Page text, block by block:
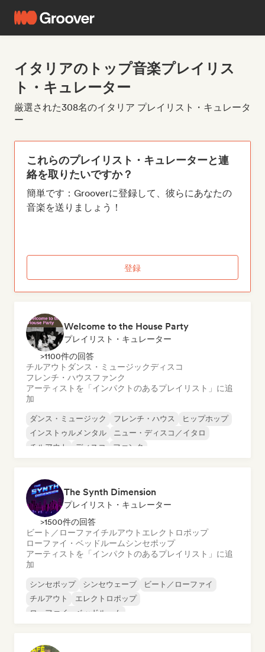
イタリアのトップ音楽プレイリス
ト・キュレーター
厳選された308名のイタリア プレイリスト・キュレータ
ー
これらのプレイリスト・キュレーターと連
絡を取りたいですか？
簡単です：Grooverに登録して、彼らにあなたの
音楽を送りましょう！
登録
Welcome to the House Party
プレイリスト・キュレーター
>1100件の回答
チルアウト ダンス・ミュージックディスコ
フレンチ・ハウスファンク
アーティストを「インパクトのあるプレイリスト」に追
加
ダンス・ミュージック フレンチ・ハウス
ヒップホップ
インストゥルメンタル
ニュー・ディスコ／イタロ
チルアウト
ディスコ ファンク
The Synth Dimension
プレイリスト・キュレーター
>1500件の回答
ビート／ローファイチルアウト エレクトロポップ
ローファイ・ベッドルームシンセポップ
アーティストを「インパクトのあるプレイリスト」に追
加
シンセポップ シンセウェーブ
ビート／ローファイ
チルアウト
エレクトロポップ
ローファイ・ベッドルーム